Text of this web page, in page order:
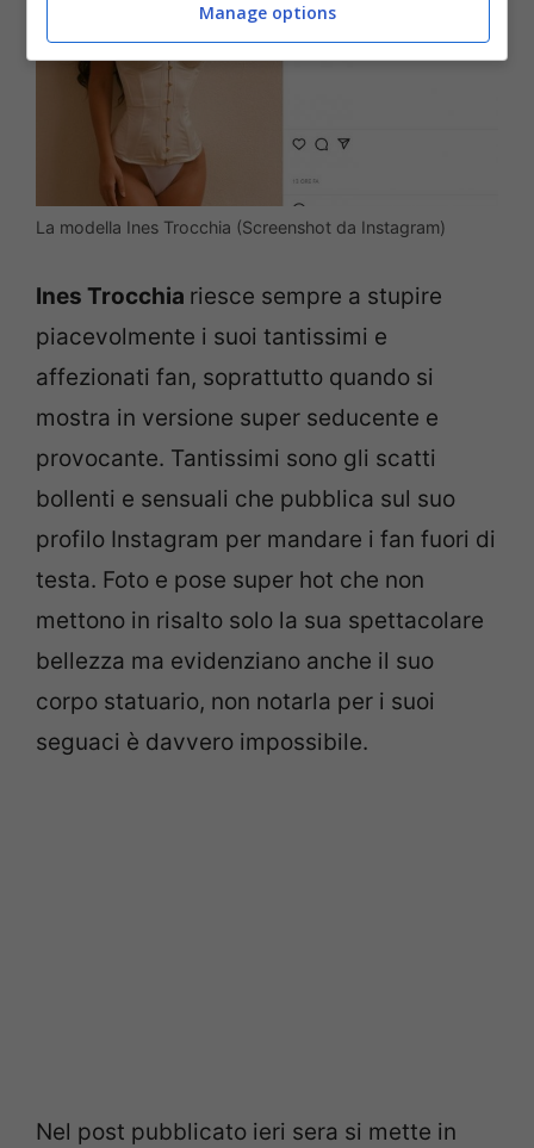
La modella Ines Trocchia (Screenshot da Instagram)
Ines Trocchia riesce sempre a stupire
piacevolmente i suoi tantissimi e
affezionati fan, soprattutto quando si
mostra in versione super seducente e
provocante. Tantissimi sono gli scatti
bollenti e sensuali che pubblica sul suo
profilo Instagram per mandare i fan fuori di
testa. Foto e pose super hot che non
mettono in risalto solo la sua spettacolare
bellezza ma evidenziano anche il suo
corpo statuario, non notarla per i suoi
seguaci è davvero impossibile.
Nel post pubblicato ieri sera si mette in
Manage options